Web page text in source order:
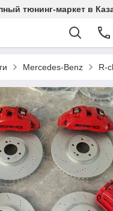
тюнинг-маркет в
Mercedes-Benz R-